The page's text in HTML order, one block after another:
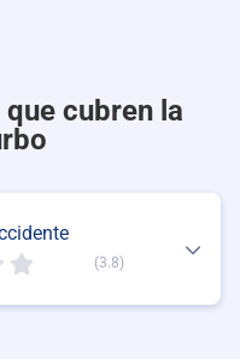
cubren la
(3.8)